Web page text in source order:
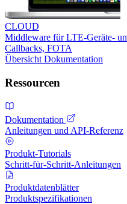
CLOUD
Middleware für LTE-Geräte-
Callbacks, FOTA
Übersicht Dokumentation
Ressourcen
Dokumentation
Anleitungen und API-Referenz
Produkt-Tutorials
Schritt-für-Schritt-Anleitungen
Produktdatenblätter
Produktspezifikationen